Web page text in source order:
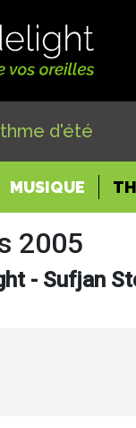
d'été
MUSIQUE
2005
- Sufjan